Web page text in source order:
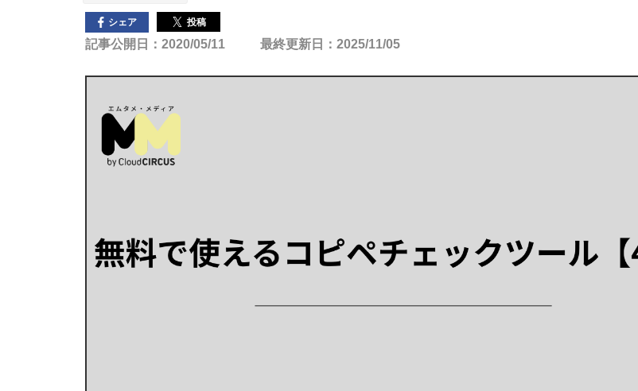
シェア 投稿
記事公開日：2020/05/11 最終更新日：2025/11/05